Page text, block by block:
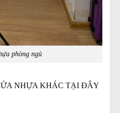
phòng ngủ
NHỰA KHÁC TẠI ĐÂY